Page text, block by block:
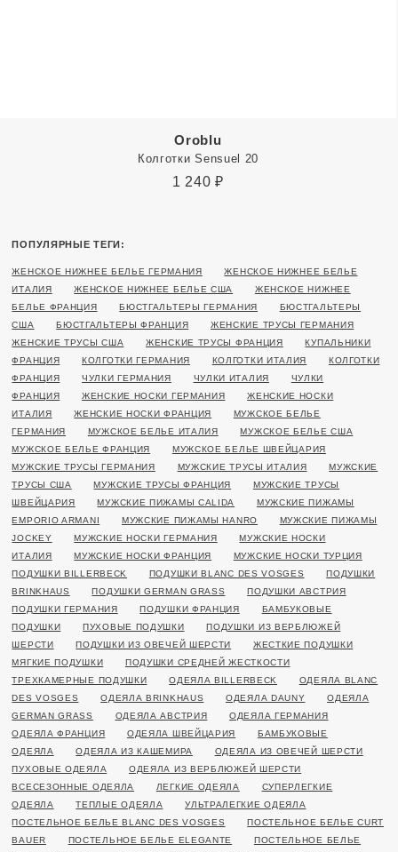
Oroblu
Колготки Sensuel 20
1 240 ₽
ПОПУЛЯРНЫЕ ТЕГИ:
ЖЕНСКОЕ НИЖНЕЕ БЕЛЬЕ ГЕРМАНИЯ
ЖЕНСКОЕ НИЖНЕЕ БЕЛЬЕ
ИТАЛИЯ
ЖЕНСКОЕ НИЖНЕЕ БЕЛЬЕ США
ЖЕНСКОЕ НИЖНЕЕ
БЕЛЬЕ ФРАНЦИЯ
БЮСТГАЛЬТЕРЫ ГЕРМАНИЯ
БЮСТГАЛЬТЕРЫ
США
БЮСТГАЛЬТЕРЫ ФРАНЦИЯ
ЖЕНСКИЕ ТРУСЫ ГЕРМАНИЯ
ЖЕНСКИЕ ТРУСЫ США
ЖЕНСКИЕ ТРУСЫ ФРАНЦИЯ
КУПАЛЬНИКИ
ФРАНЦИЯ
КОЛГОТКИ ГЕРМАНИЯ КОЛГОТКИ ИТАЛИЯ
КОЛГОТКИ
ФРАНЦИЯ
ЧУЛКИ ГЕРМАНИЯ ЧУЛКИ ИТАЛИЯ
ЧУЛКИ
ФРАНЦИЯ
ЖЕНСКИЕ НОСКИ ГЕРМАНИЯ
ЖЕНСКИЕ НОСКИ
ИТАЛИЯ
ЖЕНСКИЕ НОСКИ ФРАНЦИЯ
МУЖСКОЕ БЕЛЬЕ
ГЕРМАНИЯ
МУЖСКОЕ БЕЛЬЕ ИТАЛИЯ
МУЖСКОЕ БЕЛЬЕ США
МУЖСКОЕ БЕЛЬЕ ФРАНЦИЯ
МУЖСКОЕ БЕЛЬЕ ШВЕЙЦАРИЯ
МУЖСКИЕ ТРУСЫ ГЕРМАНИЯ
МУЖСКИЕ ТРУСЫ ИТАЛИЯ
МУЖСКИЕ
ТРУСЫ США
МУЖСКИЕ ТРУСЫ ФРАНЦИЯ
МУЖСКИЕ ТРУСЫ
ШВЕЙЦАРИЯ
МУЖСКИЕ ПИЖАМЫ CALIDA
МУЖСКИЕ ПИЖАМЫ
EMPORIO ARMANI
МУЖСКИЕ ПИЖАМЫ HANRO
МУЖСКИЕ ПИЖАМЫ
JOCKEY
МУЖСКИЕ НОСКИ ГЕРМАНИЯ
МУЖСКИЕ НОСКИ
ИТАЛИЯ
МУЖСКИЕ НОСКИ ФРАНЦИЯ
МУЖСКИЕ НОСКИ ТУРЦИЯ
ПОДУШКИ BILLERBECK
ПОДУШКИ BLANC DES VOSGES
ПОДУШКИ
BRINKHAUS
ПОДУШКИ GERMAN GRASS
ПОДУШКИ АВСТРИЯ
ПОДУШКИ ГЕРМАНИЯ
ПОДУШКИ ФРАНЦИЯ
БАМБУКОВЫЕ
ПОДУШКИ
ПУХОВЫЕ ПОДУШКИ
ПОДУШКИ ИЗ ВЕРБЛЮЖЕЙ
ШЕРСТИ
ПОДУШКИ ИЗ ОВЕЧЕЙ ШЕРСТИ
ЖЕСТКИЕ ПОДУШКИ
МЯГКИЕ ПОДУШКИ
ПОДУШКИ СРЕДНЕЙ ЖЕСТКОСТИ
ТРЕХКАМЕРНЫЕ ПОДУШКИ
ОДЕЯЛА BILLERBECK
ОДЕЯЛА BLANC
DES VOSGES
ОДЕЯЛА BRINKHAUS ОДЕЯЛА DAUNY
ОДЕЯЛА
GERMAN GRASS
ОДЕЯЛА АВСТРИЯ
ОДЕЯЛА ГЕРМАНИЯ
ОДЕЯЛА ФРАНЦИЯ
ОДЕЯЛА ШВЕЙЦАРИЯ
БАМБУКОВЫЕ
ОДЕЯЛА
ОДЕЯЛА ИЗ КАШЕМИРА
ОДЕЯЛА ИЗ ОВЕЧЕЙ ШЕРСТИ
ПУХОВЫЕ ОДЕЯЛА
ОДЕЯЛА ИЗ ВЕРБЛЮЖЕЙ ШЕРСТИ
ВСЕСЕЗОННЫЕ ОДЕЯЛА
ЛЕГКИЕ ОДЕЯЛА
СУПЕРЛЕГКИЕ
ОДЕЯЛА
ТЕПЛЫЕ ОДЕЯЛА
УЛЬТРАЛЕГКИЕ ОДЕЯЛА
ПОСТЕЛЬНОЕ БЕЛЬЕ BLANC DES VOSGES
ПОСТЕЛЬНОЕ БЕЛЬЕ CURT
BAUER
ПОСТЕЛЬНОЕ БЕЛЬЕ ELEGANTE
ПОСТЕЛЬНОЕ БЕЛЬЕ